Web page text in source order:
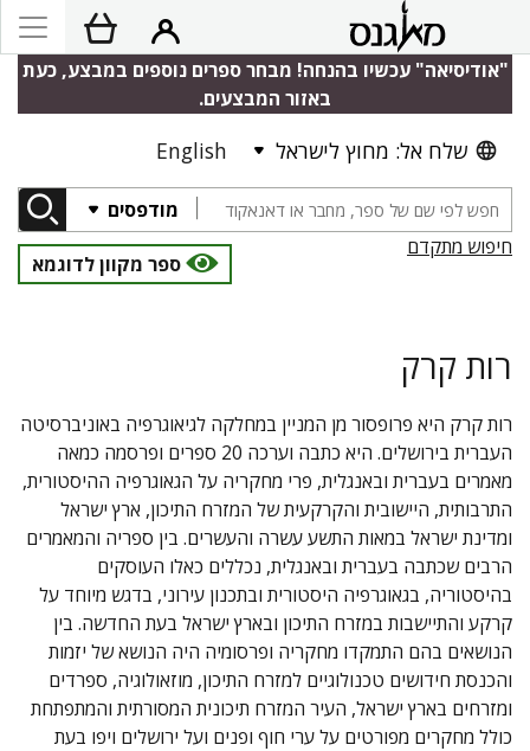
"אודיסיאה" עכשיו בהנחה! מבחר ספרים נוספים במבצע, כעת
באזור המבצעים.
שלח אל: מחוץ לישראל English
מודפסים
חיפוש מתקדם
ספר מקוון לדוגמא
רות קרק
רות קרק היא פרופסור מן המניין במחלקה לגיאוגרפיה באוניברסיטה
העברית בירושלים. היא כתבה וערכה 20 ספרים ופרסמה כמאה
מאמרים בעברית ובאנגלית, פרי מחקריה על הגאוגרפיה ההיסטורית,
התרבותית, היישובית והקרקעית של המזרח התיכון, ארץ ישראל
ומדינת ישראל במאות התשע עשרה והעשרים. בין ספריה והמאמרים
הרבים שכתבה בעברית ובאנגלית, נכללים כאלו העוסקים
בהיסטוריה, בגאוגרפיה היסטורית ובתכנון עירוני, בדגש מיוחד על
קרקע והתיישבות במזרח התיכון ובארץ ישראל בעת החדשה. בין
הנושאים בהם התמקדו מחקריה ופרסומיה היה הנושא של יזמות
והכנסת חידושים טכנולוגיים למזרח התיכון, מוזאולוגיה, ספרדים
ומזרחים בארץ ישראל, העיר המזרח תיכונית המסורתית והמתפתחת
כולל מחקרים מפורטים על ערי חוף ופנים ועל ירושלים ויפו בעת